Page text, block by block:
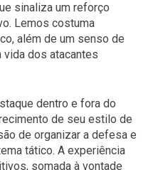
sinaliza um reforço
Lemos costuma
além de um senso de
dos atacantes
dentro e fora do
de seu estilo de
de organizar a defesa e
tático. A experiência
somada à vontade